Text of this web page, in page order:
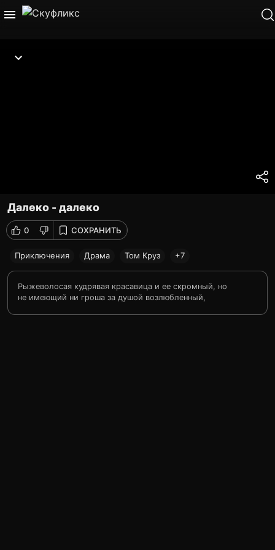
Далеко - далеко
0 СОХРАНИТЬ
Приключения Драма Том Круз +7
Рыжеволосая кудрявая красавица и ее скромный, но
не имеющий ни гроша за душой возлюбленный,